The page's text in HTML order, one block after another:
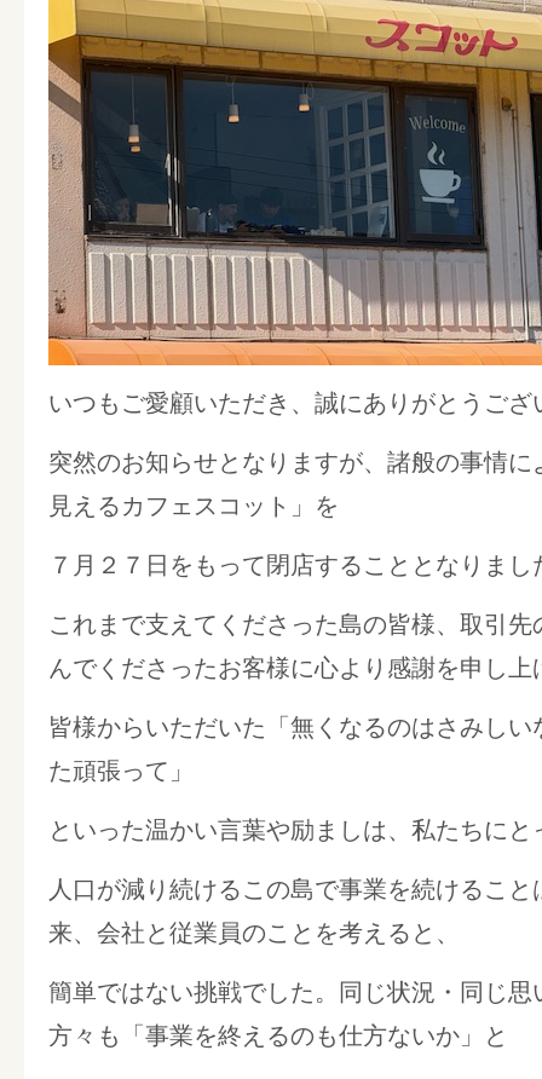
いつもご愛顧いただき、誠にありがとうござ
突然のお知らせとなりますが、諸般の事情
見えるカフェスコット」を
７月２７日をもって閉店することとなりまし
これまで支えてくださった島の皆様、取引
んでくださったお客様に心より感謝を申し上
皆様からいただいた「無くなるのはさみし
た頑張って」
といった温かい言葉や励ましは、私たちに
人口が減り続けるこの島で事業を続けるこ
来、会社と従業員のことを考えると、
簡単ではない挑戦でした。同じ状況・同じ
方々も「事業を終えるのも仕方ないか」と